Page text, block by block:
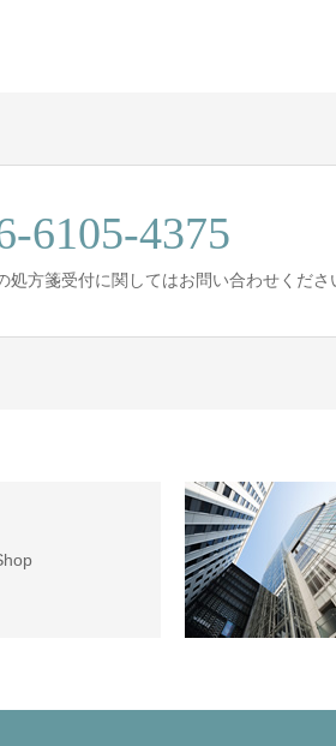
6105-4375
処方箋受付に関してはお問い合わせくださ